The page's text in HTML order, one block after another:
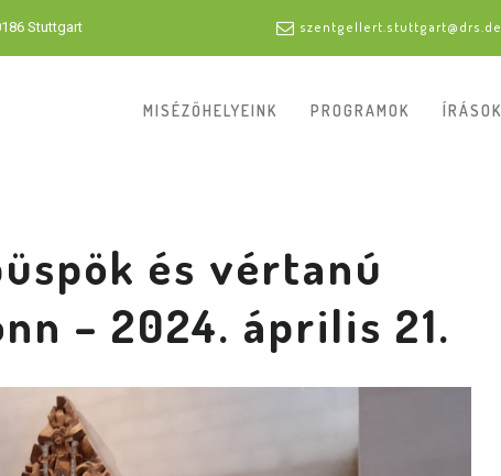
Stuttgart szentgellert.stuttgart@drs.de
MISÉZŐHELYEINK PROGRAMOK ÍRÁSOK
és vértanú
– 2024. április 21.